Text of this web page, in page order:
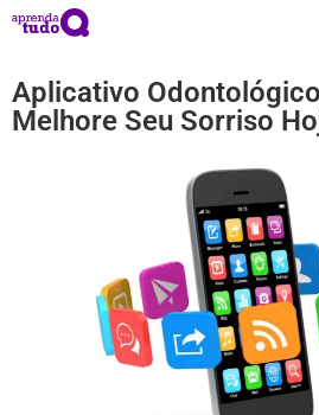
Aplicativo
Melhore Seu Sorriso